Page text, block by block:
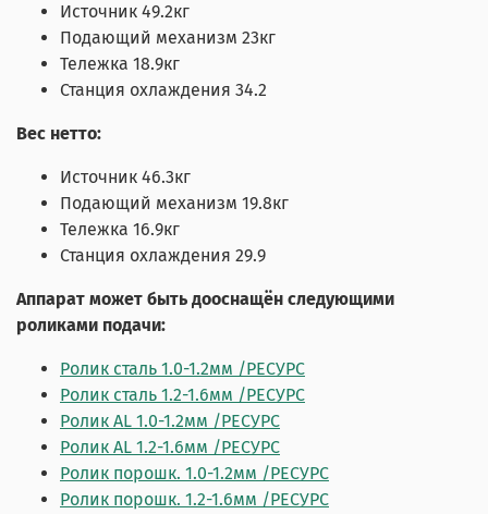
Источник 49.2кг
Подающий механизм 23кг
Тележка 18.9кг
Станция охлаждения 34.2
Вес нетто:
Источник 46.3кг
Подающий механизм 19.8кг
Тележка 16.9кг
Станция охлаждения 29.9
Аппарат может быть дооснащён следующими
роликами подачи:
Ролик сталь 1.0-1.2мм /РЕСУРС
Ролик сталь 1.2-1.6мм /РЕСУРС
Ролик AL 1.0-1.2мм /РЕСУРС
Ролик AL 1.2-1.6мм /РЕСУРС
Ролик порошк. 1.0-1.2мм /РЕСУРС
Ролик порошк. 1.2-1.6мм /РЕСУРС